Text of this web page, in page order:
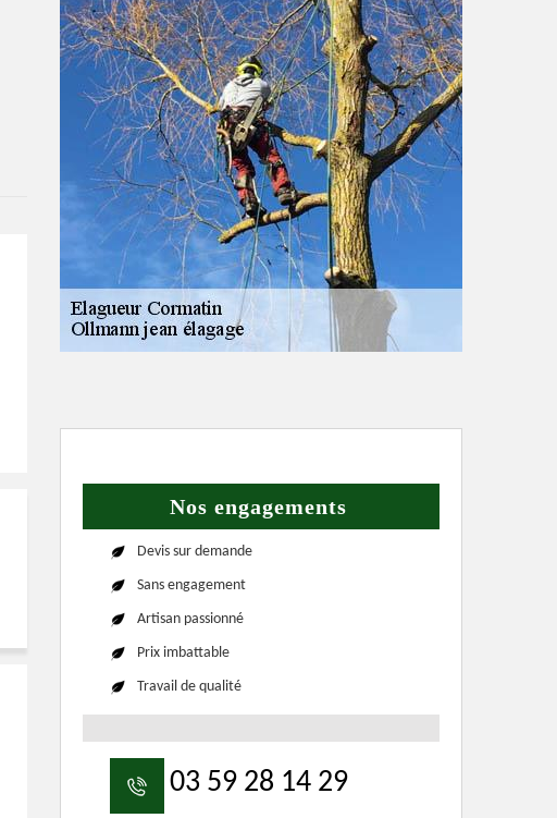
Nos engagements
Devis sur demande
Sans engagement
Artisan passionné
Prix imbattable
Travail de qualité
03 59 28 14 29